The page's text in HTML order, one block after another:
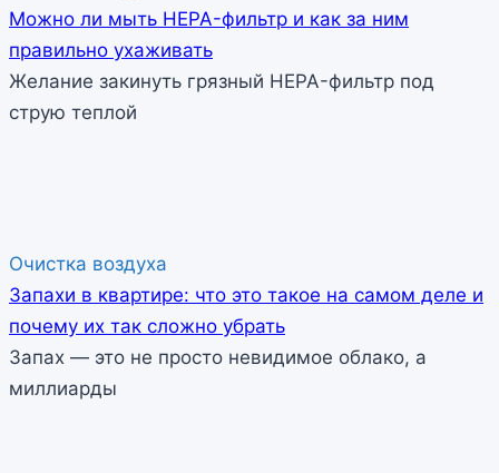
Можно ли мыть HEPA-фильтр и как за ним
правильно ухаживать
Желание закинуть грязный HEPA-фильтр под
струю теплой
Очистка воздуха
Запахи в квартире: что это такое на самом деле и
почему их так сложно убрать
Запах — это не просто невидимое облако, а
миллиарды